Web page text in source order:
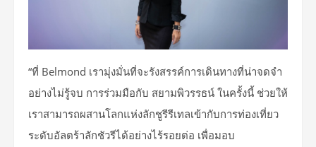
“ที่ Belmond เรามุ่งมั่นที่จะรังสรรค์การเดินทางที่น่าจดจำ
อย่างไม่รู้จบ การร่วมมือกับ สยามพิวรรธน์ ในครั้งนี้ ช่วยให้
เราสามารถผสานโลกแห่งลักชูรีรีเทลเข้ากับการท่องเที่ยว
ระดับอัลตร้าลักชัวรีได้อย่างไร้รอยต่อ เพื่อมอบ